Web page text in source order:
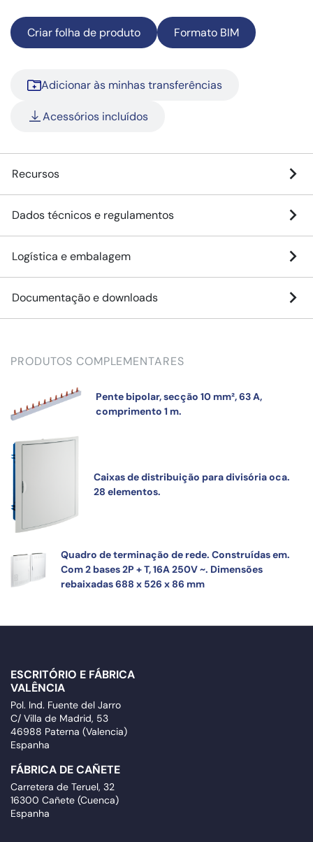
Criar folha de produto Formato BIM
Adicionar às minhas transferências
Acessórios incluídos
Recursos
Dados técnicos e regulamentos
Logística e embalagem
Documentação e downloads
PRODUTOS COMPLEMENTARES
Pente bipolar, secção 10 mm², 63 A,
comprimento 1 m.
Caixas de distribuição para divisória oca.
28 elementos.
Quadro de terminação de rede. Construídas em.
Com 2 bases 2P + T, 16A 250V ~. Dimensões
rebaixadas 688 x 526 x 86 mm
ESCRITÓRIO E FÁBRICA
VALÊNCIA
Pol. Ind. Fuente del Jarro
C/ Villa de Madrid, 53
46988 Paterna (Valencia)
Espanha
FÁBRICA DE CAÑETE
Carretera de Teruel, 32
16300 Cañete (Cuenca)
Espanha